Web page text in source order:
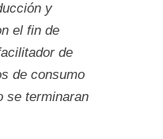
y
el fin de
de
de consumo
se terminaran